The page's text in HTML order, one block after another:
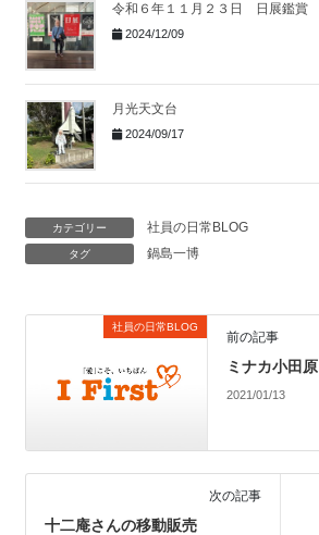
令和６年１１月２３日 日展鑑賞
2024/12/09
月光天文台
2024/09/17
カテゴリー 社員の日常BLOG
タグ 鍋島一博
社員の日常BLOG
前の記事
ミナカ小田原
2021/01/13
次の記事
十二庵さんの移動販売